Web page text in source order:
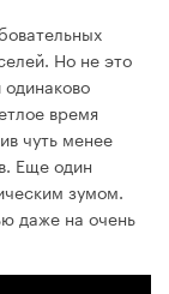
Но не это
время
чуть менее
Еще один
зумом.
даже на очень